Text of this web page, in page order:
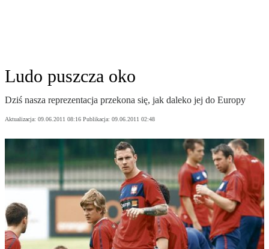
Ludo puszcza oko
Dziś nasza reprezentacja przekona się, jak daleko jej do Europy
Aktualizacja: 09.06.2011 08:16 Publikacja: 09.06.2011 02:48